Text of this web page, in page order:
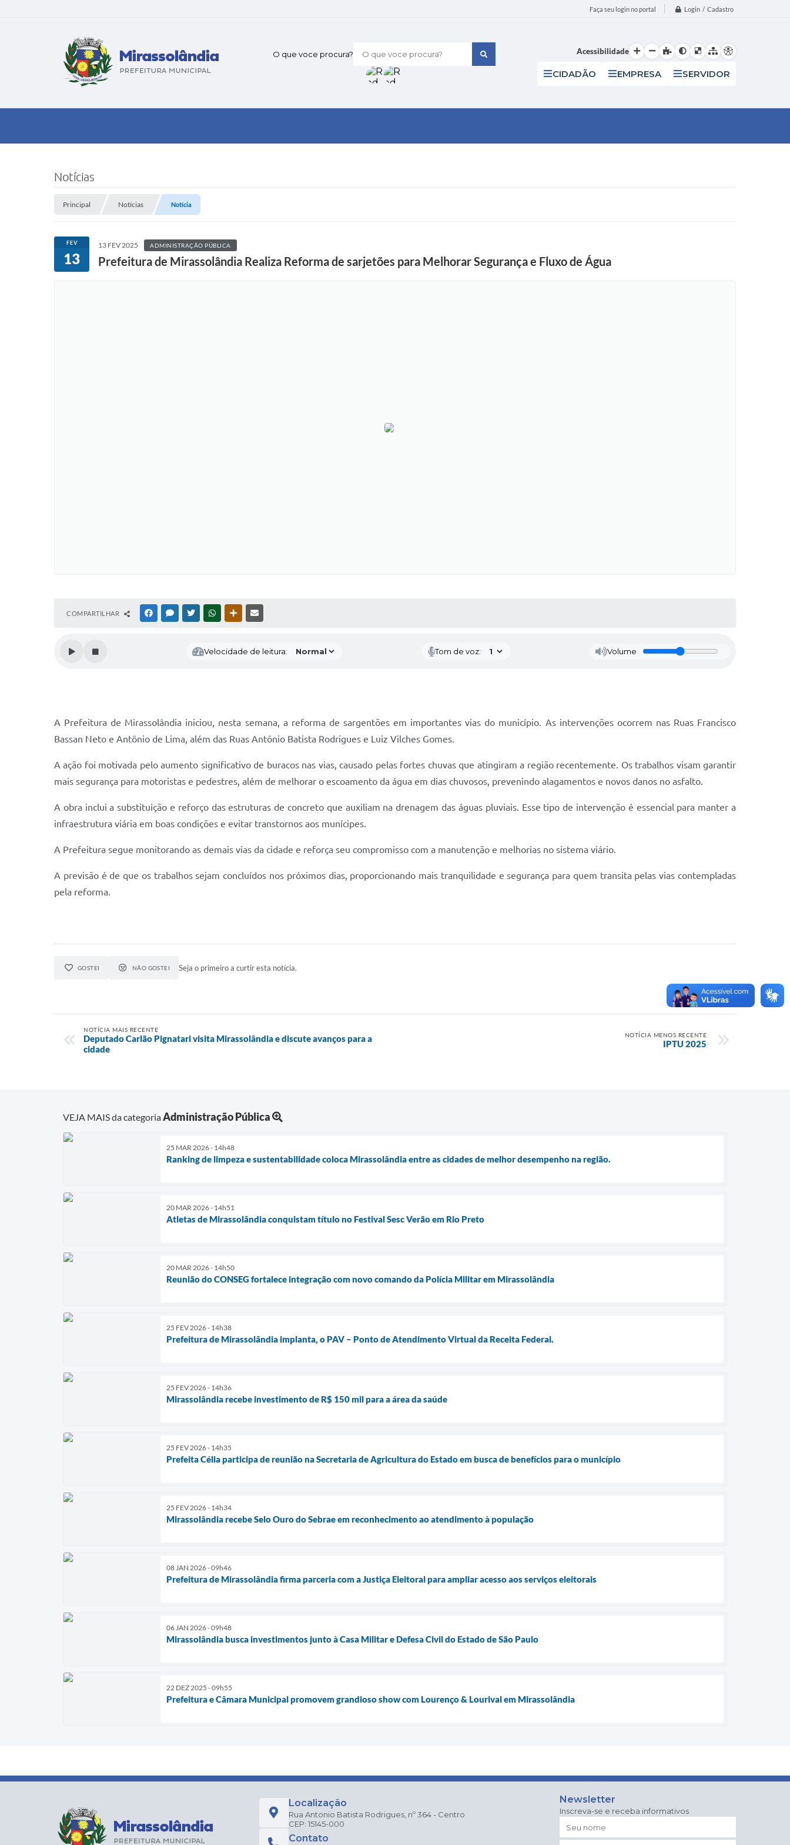
Faça seu login no portal Login / Cadastro
O que voce procura? Acessibilidade
CIDADÃO EMPRESA SERVIDOR
Notícias
Principal Notícias Notícia
FEV
13
13 FEV 2025 ADMINISTRAÇÃO PÚBLICA
Prefeitura de Mirassolândia Realiza Reforma de sarjetões para Melhorar Segurança e Fluxo de Água
COMPARTILHAR FACEBOOKMESSENGER
TWITTERWHATSAPPOUTRAS MÍDIAS
Velocidade de leitura: Tom de voz: Volume
A Prefeitura de Mirassolândia iniciou, nesta semana, a reforma de sargentões em importantes vias do município. As intervenções ocorrem nas Ruas Francisco
Bassan Neto e Antônio de Lima, além das Ruas Antônio Batista Rodrigues e Luiz Vilches Gomes.
A ação foi motivada pelo aumento significativo de buracos nas vias, causado pelas fortes chuvas que atingiram a região recentemente. Os trabalhos visam garantir
mais segurança para motoristas e pedestres, além de melhorar o escoamento da água em dias chuvosos, prevenindo alagamentos e novos danos no asfalto.
A obra inclui a substituição e reforço das estruturas de concreto que auxiliam na drenagem das águas pluviais. Esse tipo de intervenção é essencial para manter a
infraestrutura viária em boas condições e evitar transtornos aos munícipes.
A Prefeitura segue monitorando as demais vias da cidade e reforça seu compromisso com a manutenção e melhorias no sistema viário.
A previsão é de que os trabalhos sejam concluídos nos próximos dias, proporcionando mais tranquilidade e segurança para quem transita pelas vias contempladas
pela reforma.
GOSTEI NÃO GOSTEI Seja o primeiro a curtir esta notícia.
NOTÍCIA MAIS RECENTE
Deputado Carlão Pignatari visita Mirassolândia e discute avanços para a
cidade
NOTÍCIA MENOS RECENTE
IPTU 2025
VEJA MAIS da categoriaAdministração Pública
25 MAR 2026 - 14h48
Ranking de limpeza e sustentabilidade coloca Mirassolândia entre as cidades de melhor desempenho na região.
20 MAR 2026 - 14h51
Atletas de Mirassolândia conquistam título no Festival Sesc Verão em Rio Preto
20 MAR 2026 - 14h50
Reunião do CONSEG fortalece integração com novo comando da Polícia Militar em Mirassolândia
25 FEV 2026 - 14h38
Prefeitura de Mirassolândia implanta, o PAV – Ponto de Atendimento Virtual da Receita Federal.
25 FEV 2026 - 14h36
Mirassolândia recebe investimento de R$ 150 mil para a área da saúde
25 FEV 2026 - 14h35
Prefeita Célia participa de reunião na Secretaria de Agricultura do Estado em busca de benefícios para o município
25 FEV 2026 - 14h34
Mirassolândia recebe Selo Ouro do Sebrae em reconhecimento ao atendimento à população
08 JAN 2026 - 09h46
Prefeitura de Mirassolândia firma parceria com a Justiça Eleitoral para ampliar acesso aos serviços eleitorais
06 JAN 2026 - 09h48
Mirassolândia busca investimentos junto à Casa Militar e Defesa Civil do Estado de São Paulo
22 DEZ 2025 - 09h55
Prefeitura e Câmara Municipal promovem grandioso show com Lourenço & Lourival em Mirassolândia
Localização
Rua Antonio Batista Rodrigues, nº 364 - Centro
CEP: 15145-000
Contato
Newsletter
Inscreva-se e receba informativos